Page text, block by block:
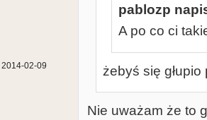
2014-02-09
pablozp
A po co ci
żebyś się głupio
Nie uważam że to